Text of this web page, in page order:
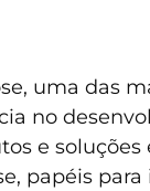
uma das
no
e
papéis